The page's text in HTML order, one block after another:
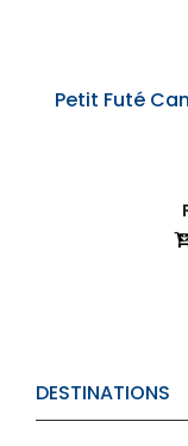
DESTINATIONS
Petit Futé